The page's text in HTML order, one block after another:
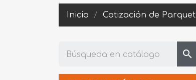
Inicio Cotización de Parquet
search